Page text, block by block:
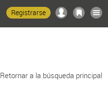
Registrarse
Retornar a la búsqueda principal